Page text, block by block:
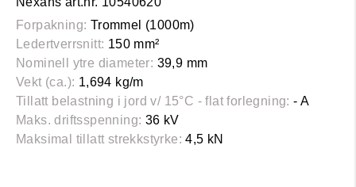
Forpakning: Trommel (1000m)
Ledertverrsnitt: 150 mm²
Nominell ytre diameter: 39,9 mm
Vekt (ca.): 1,694 kg/m
Tillatt belastning i jord v/ 15°C - flat forlegning: - A
Maks. driftsspenning: 36 kV
Maksimal tillatt strekkstyrke: 4,5 kN